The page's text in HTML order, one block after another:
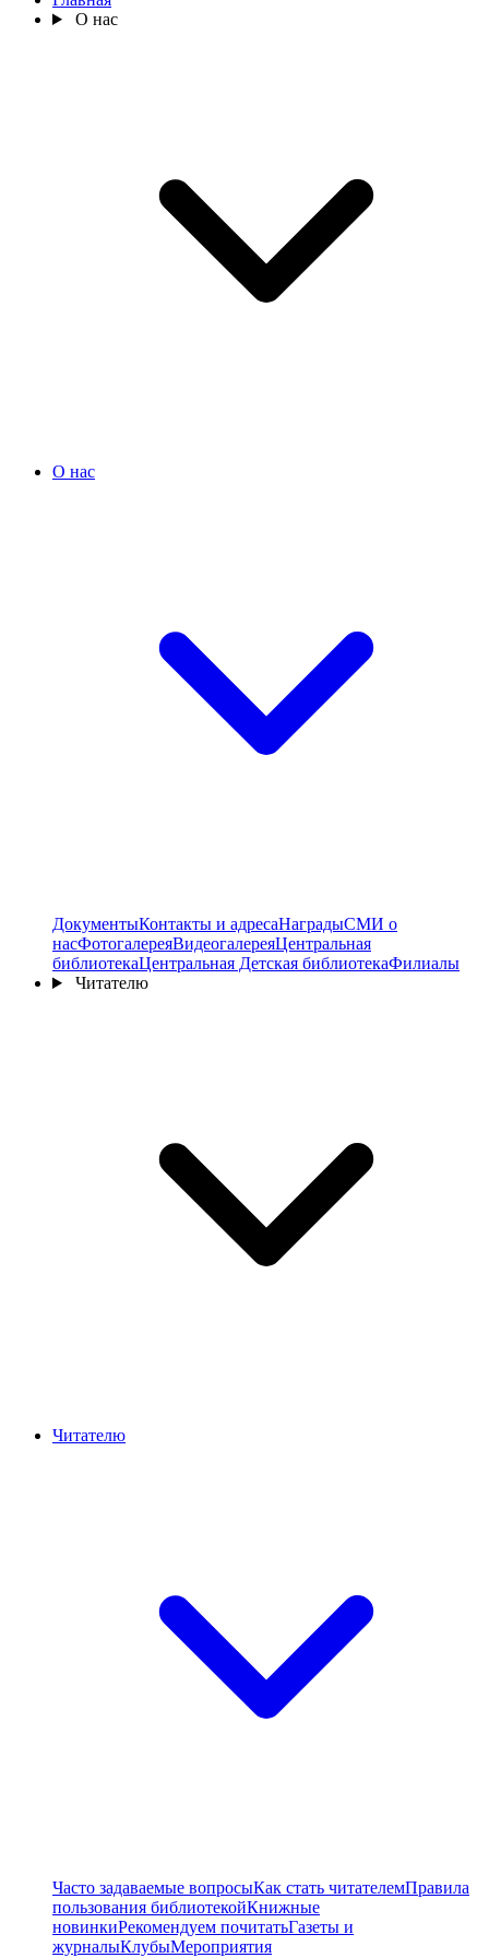
О нас
О нас
ДокументыКонтакты и адресаНаградыСМИ о
насФотогалереяВидеогалереяЦентральная
библиотекаЦентральная Детская библиотекаФилиалы
Читателю
Читателю
Часто задаваемые вопросыКак стать читателемПравила
пользования библиотекойКнижные
новинкиРекомендуем почитатьГазеты и
журналыКлубыМероприятия